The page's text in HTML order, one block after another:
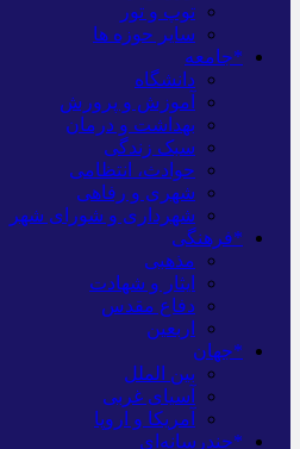
توپ و تور
سایر حوزه ها
*جامعه
دانشگاه
آموزش و پرورش
بهداشت و درمان
سبک زندگی
حوادث، انتظامی
شهری و رفاهی
شهرداری و شورای شهر
*فرهنگی
مذهبی
ایثار و شهادت
دفاع مقدس
اربعین
*جهان
بین الملل
آسیای غربی
آمریکا و اروپا
*چندرسانه‌ای